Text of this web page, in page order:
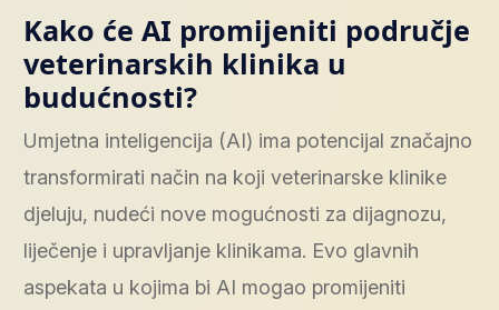
Kako će AI promijeniti područje
veterinarskih klinika u
budućnosti?
Umjetna inteligencija (AI) ima potencijal značajno
transformirati način na koji veterinarske klinike
djeluju, nudeći nove mogućnosti za dijagnozu,
liječenje i upravljanje klinikama. Evo glavnih
aspekata u kojima bi AI mogao promijeniti